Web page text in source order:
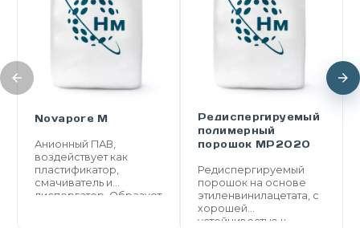
Novapore М
Анионный ПАВ,
воздействует как
пластификатор,
смачиватель и
диспергатор. Образует
Редиспергируемый
полимерный
порошок MP2020
Редиспергируемый
порошок на основе
этиленвинилацетата, с
хорошей
устойчивостью к